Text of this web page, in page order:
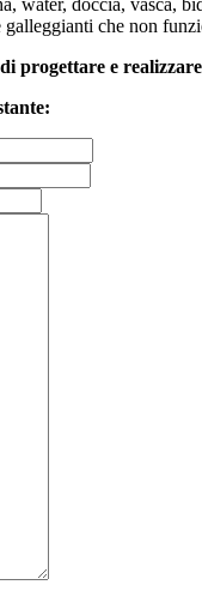
water, doccia, vasca,
che non
progettare e